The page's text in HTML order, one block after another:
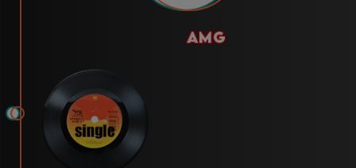
amg